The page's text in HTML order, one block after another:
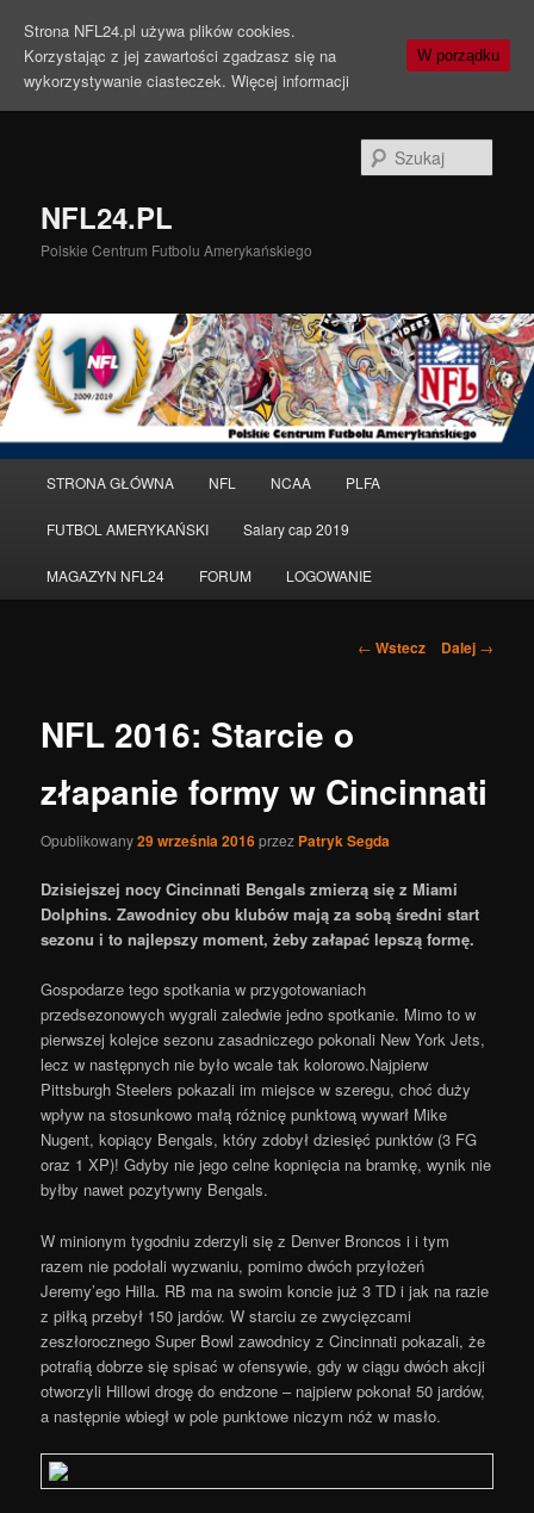
NFL24.PL
Polskie Centrum Futbolu Amerykańskiego
główne
Przeskocz
do
tekstu
STRONA GŁÓWNA NFL NCAA PLFA
FUTBOL AMERYKAŃSKI Salary cap 2019
MAGAZYN NFL24 FORUM LOGOWANIE
Nawigacja
← Wstecz Dalej →
NFL 2016: Starcie o
złapanie formy w Cincinnati
Opublikowany29 września 2016przez Patryk Segda
Dzisiejszej nocy Cincinnati Bengals zmierzą się z Miami
Dolphins. Zawodnicy obu klubów mają za sobą średni start
sezonu i to najlepszy moment, żeby załapać lepszą formę.
Gospodarze tego spotkania w przygotowaniach
przedsezonowych wygrali zaledwie jedno spotkanie. Mimo to w
pierwszej kolejce sezonu zasadniczego pokonali New York Jets,
lecz w następnych nie było wcale tak kolorowo.Najpierw
Pittsburgh Steelers pokazali im miejsce w szeregu, choć duży
wpływ na stosunkowo małą różnicę punktową wywarł Mike
Nugent, kopiący Bengals, który zdobył dziesięć punktów (3 FG
oraz 1 XP)! Gdyby nie jego celne kopnięcia na bramkę, wynik nie
byłby nawet pozytywny Bengals.
W minionym tygodniu zderzyli się z Denver Broncos i i tym
razem nie podołali wyzwaniu, pomimo dwóch przyłożeń
Jeremy’ego Hilla. RB ma na swoim koncie już 3 TD i jak na razie
z piłką przebył 150 jardów. W starciu ze zwycięzcami
zeszłorocznego Super Bowl zawodnicy z Cincinnati pokazali, że
potrafią dobrze się spisać w ofensywie, gdy w ciągu dwóch akcji
otworzyli Hillowi drogę do endzone – najpierw pokonał 50 jardów,
a następnie wbiegł w pole punktowe niczym nóż w masło.
Strona NFL24.pl używa plików cookies.
Korzystając z jej zawartości zgadzasz się na
wykorzystywanie ciasteczek. Więcej informacji
W porządku